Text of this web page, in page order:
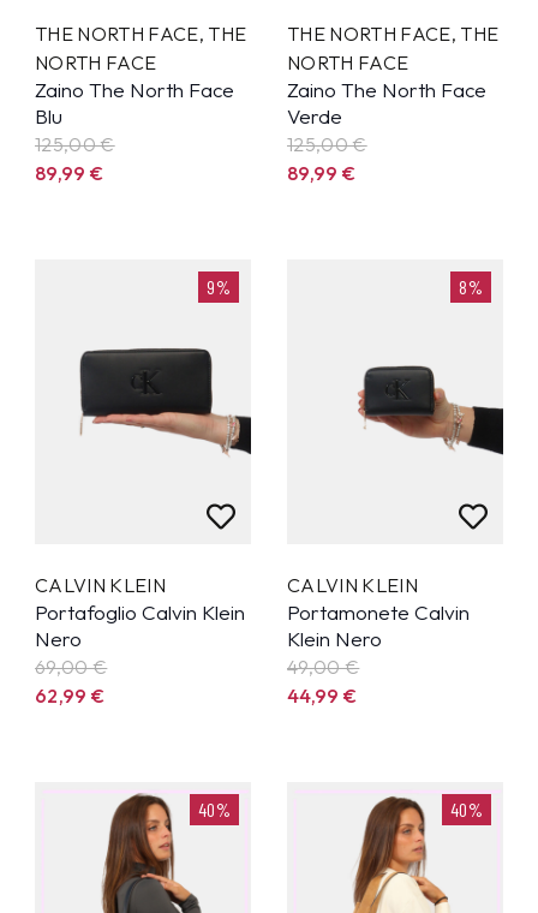
THE NORTH FACE, THE
NORTH FACE
Zaino The North Face
Blu
125,00 €
89,99€
THE NORTH FACE, THE
NORTH FACE
Zaino The North Face
Verde
125,00 €
89,99€
9%
CALVIN KLEIN
Portafoglio Calvin Klein
Nero
69,00 €
62,99€
8%
CALVIN KLEIN
Portamonete Calvin
Klein Nero
49,00 €
44,99€
40% 40%